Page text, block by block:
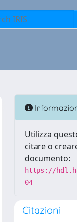
Utilizza
citare o
documento:
https://
04
Citazioni